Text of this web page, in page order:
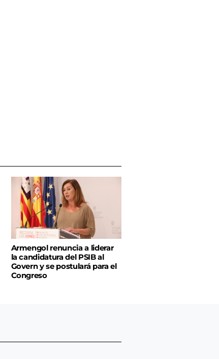
Armengol renuncia a liderar
la candidatura del PSIB al
Govern y se postulará para el
Congreso